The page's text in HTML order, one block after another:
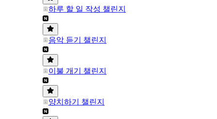
하루 할 일 작성 챌린지
음악 듣기 챌린지
이불 개기 챌린지
양치하기 챌린지